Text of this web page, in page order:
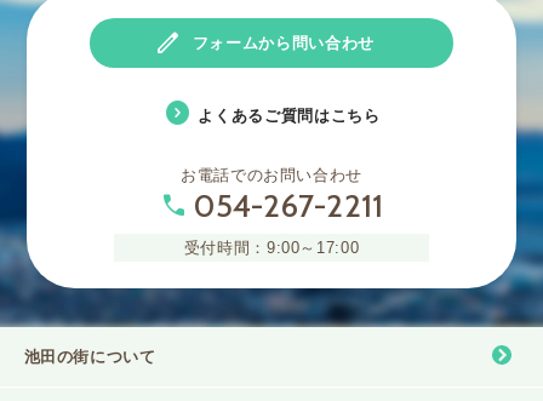
お電話でのお問い合わせ
phone 054-267-2211
受付時間：9:00～17:00
edit フォームから問い合わせ
expand_circle_right よくあるご質問はこちら
池田の街について